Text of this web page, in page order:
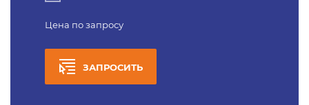
Цена по запросу
ЗАПРОСИТЬ